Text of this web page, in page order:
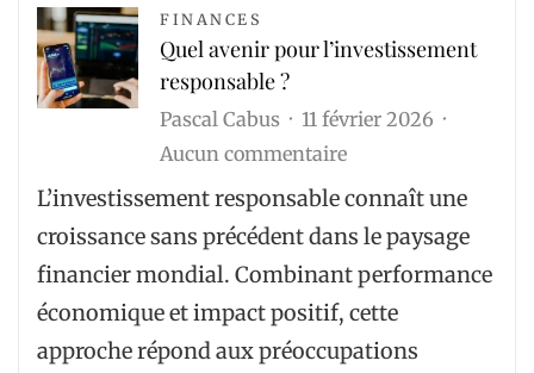
conduits
?
FINANCES
Quel avenir pour l’investissement
responsable ?
Pascal Cabus
11 février 2026
Aucun commentairesur
avenir
pour
l’investissement
responsable
?
L’investissement responsable connaît une
croissance sans précédent dans le paysage
financier mondial. Combinant performance
économique et impact positif, cette
approche répond aux préoccupations